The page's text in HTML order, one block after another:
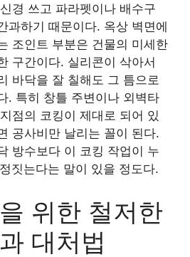
경 쓰고 파라펫이나 배수구
과하기 때문이다. 옥상 벽면에
조인트 부분은 건물의 미세한
구간이다. 실리콘이 삭아서
바닥을 잘 칠해도 그 틈으로
. 특히 창틀 주변이나 외벽타
점의 코킹이 제대로 되어 있
공사비만 날리는 꼴이 된다.
방수보다 이 코킹 작업이 누
짓는다는 말이 있을 정도다.
위한 철저한
대처법